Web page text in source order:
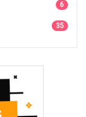
6
35